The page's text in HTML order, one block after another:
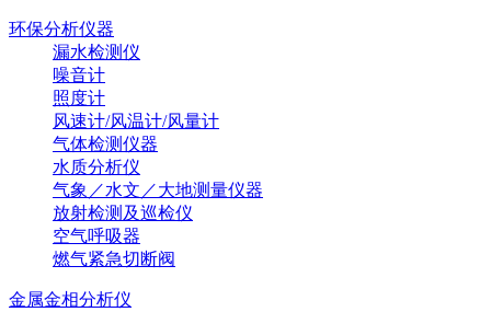
环保分析仪器
漏水检测仪
噪音计
照度计
风速计/风温计/风量计
气体检测仪器
水质分析仪
气象／水文／大地测量仪器
放射检测及巡检仪
空气呼吸器
燃气紧急切断阀
金属金相分析仪